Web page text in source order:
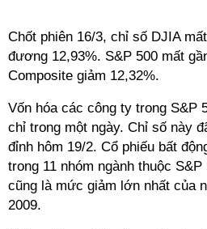
Chốt phiên 16/3, chỉ số DJIA
đương 12,93%. S&P 500 mất
Composite giảm 12,32%.
Vốn hóa các công ty trong S&P
chỉ trong một ngày. Chỉ số này
đỉnh hôm 19/2. Cổ phiếu bất
trong 11 nhóm ngành thuộc
cũng là mức giảm lớn nhất của
2009.